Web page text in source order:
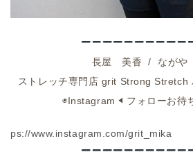
長屋 美香 / ながや
ストレッチ専門店 grit Strong Stretch
◉Instagram ◀︎ フォローお待
ps://www.instagram.com/grit_mika